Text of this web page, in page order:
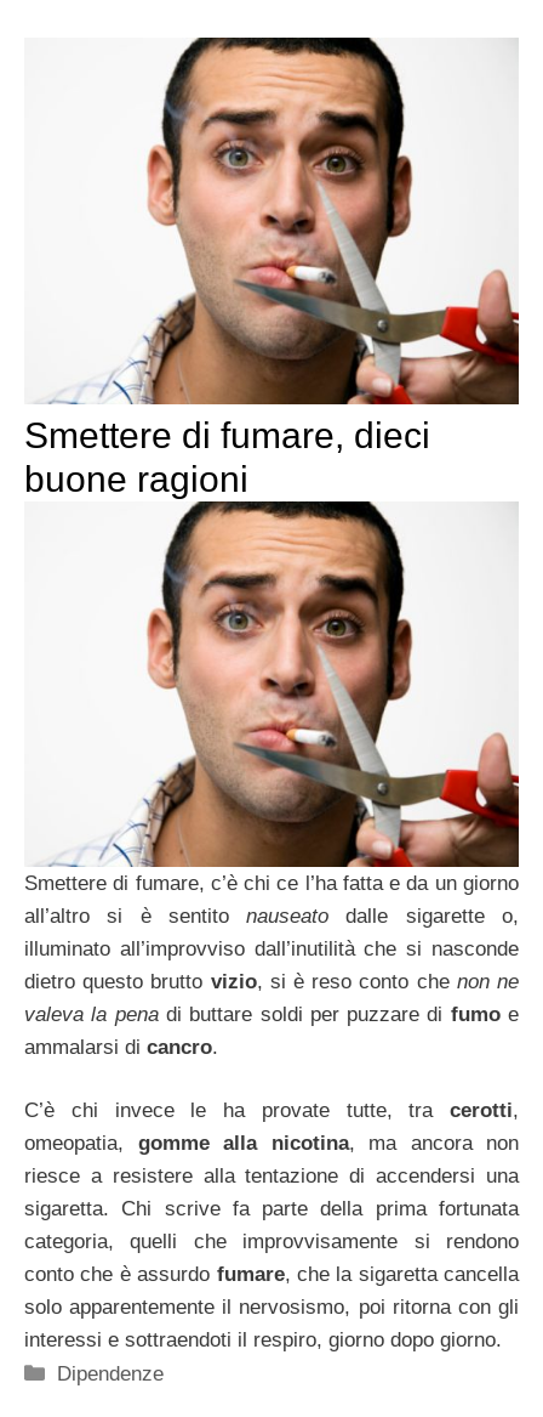
Smettere di fumare, dieci
buone ragioni
Smettere di fumare, c’è chi ce l’ha fatta e da un giorno
all’altro si è sentitonauseato dalle sigarette o,
illuminato all’improvviso dall’inutilità che si nasconde
dietro questo brutto vizio, si è reso conto che non ne
valeva la penadi buttare soldi per puzzare di fumoe
ammalarsi di cancro.
C’è chi invece le ha provate tutte, tra cerotti,
omeopatia, gomme alla nicotina, ma ancora non
riesce a resistere alla tentazione di accendersi una
sigaretta. Chi scrive fa parte della prima fortunata
categoria, quelli che improvvisamente si rendono
conto che è assurdo fumare, che la sigaretta cancella
solo apparentemente il nervosismo, poi ritorna con gli
interessi e sottraendoti il respiro, giorno dopo giorno.
Categorie
Dipendenze